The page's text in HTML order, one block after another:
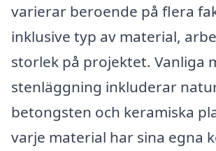
varierar beroende på flera
inklusive typ av material,
storlek på projektet. Vanliga
stenläggning inkluderar
betongsten och keramiska
varje material har sina egna